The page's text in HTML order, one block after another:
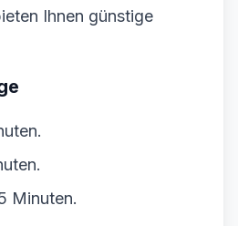
Ihnen günstige
Minuten.